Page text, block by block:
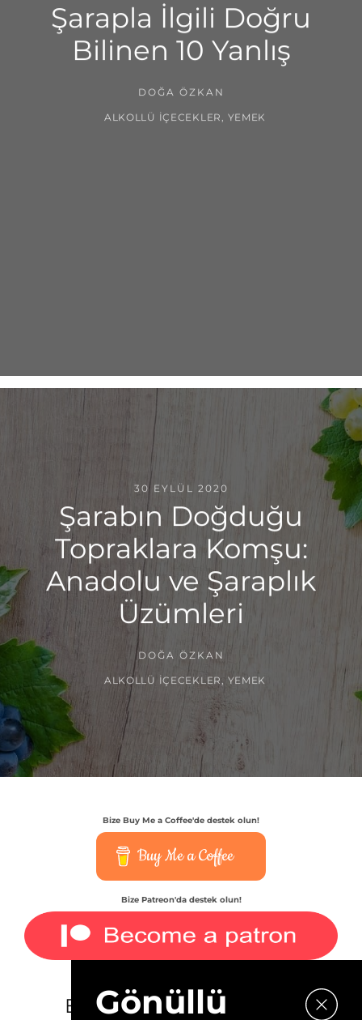
Şarapla İlgili Doğru
Bilinen 10 Yanlış
DOĞA ÖZKAN
ALKOLLÜ İÇECEKLER YEMEK
30 EYLÜL 2020
Şarabın Doğduğu
Topraklara Komşu:
Anadolu ve Şaraplık
Üzümleri
DOĞA ÖZKAN
ALKOLLÜ İÇECEKLER YEMEK
Bize Buy Me a Coffee'de destek olun!
Buy Me a Coffee
Bize Patreon'da destek olun!
E-bültenimize kaydolun.
Gönüllü